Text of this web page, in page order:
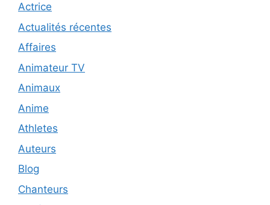
Actrice
Actualités récentes
Affaires
Animateur TV
Animaux
Anime
Athletes
Auteurs
Blog
Chanteurs